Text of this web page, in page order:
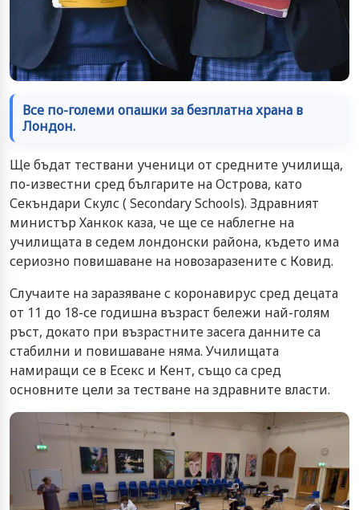
Все по-големи опашки за безплатна храна в
Лондон.
Ще бъдат тествани ученици от средните училища,
по-известни сред българите на Острова, като
Секъндари Скулс ( Secondary Schools). Здравният
министър Ханкок каза, че ще се наблегне на
училищата в седем лондонски района, където има
сериозно повишаване на новозаразените с Ковид.
Случаите на заразяване с коронавирус сред децата
от 11 до 18-се годишна възраст бележи най-голям
ръст, докато при възрастните засега данните са
стабилни и повишаване няма. Училищата
намиращи се в Есекс и Кент, също са сред
основните цели за тестване на здравните власти.